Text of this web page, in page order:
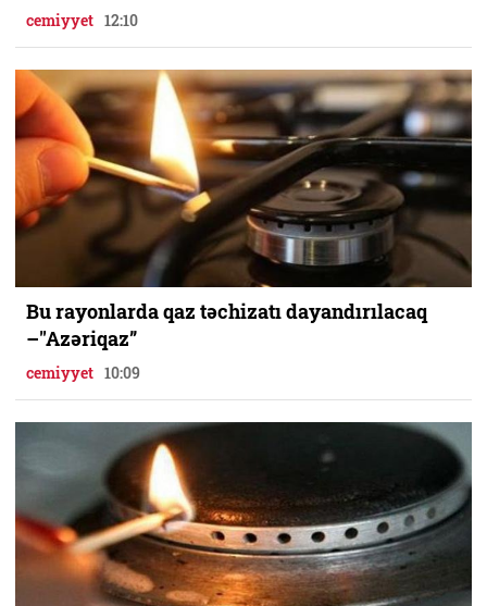
cemiyyet 12:10
Bu rayonlarda qaz təchizatı dayandırılacaq
–"Azəriqaz”
cemiyyet 10:09